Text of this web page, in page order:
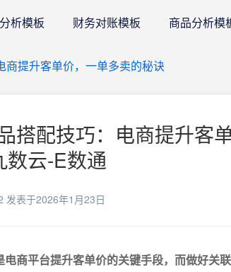
析模板 财务对账模板 商品分析模
商提升客单价，一单多卖的秘诀
搭配技巧：电商提升客
数云-E数通
发表于2026年1月23日
电商平台提升客单价的关键手段，而做好关